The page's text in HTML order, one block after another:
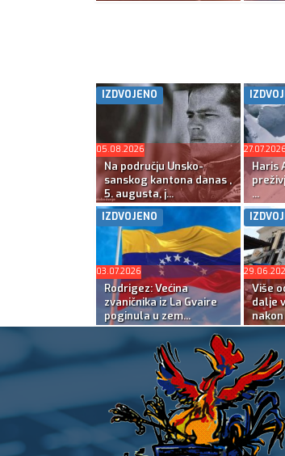
IZDVOJENO
05.08.2026
Na području Unsko-
sanskog kantona danas ,
5. augusta, j...
27.07.2026
Haris
...
IZDVOJENO
03.07.2026
Rodrigez: Većina
zvaničnika iz La Gvaire
poginula u zem...
Više
dalje
nakon